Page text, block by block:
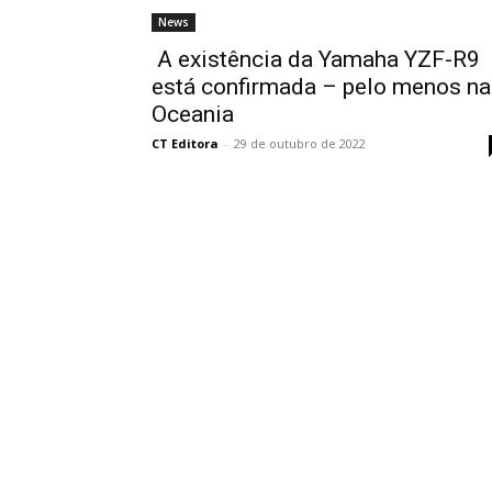
News
A existência da Yamaha YZF-R9
está confirmada – pelo menos na
Oceania
CT Editora - 29 de outubro de 2022